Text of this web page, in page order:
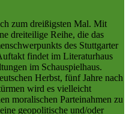
zum dreißigsten Mal. Mit
dreiteilige Reihe, die das
des Stuttgarter
findet im Literaturhaus
im Schauspielhaus.
Herbst, fünf Jahre nach
wird es vielleicht
moralischen Parteinahmen zu
geopolitische und/oder